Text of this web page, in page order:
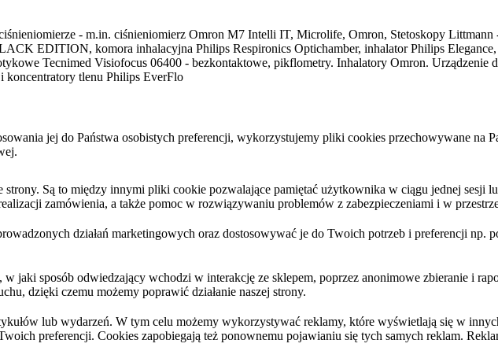
- m.in. ciśnieniomierz Omron M7 Intelli IT, Microlife, Omron, Stetoskopy
EDITION, komora inhalacyjna Philips Respironics Optichamber, inhalator Philips
Tecnimed Visiofocus 06400 - bezkontaktowe, pikflometry. Inhalatory Omron. Urządzenie
koncentratory tlenu Philips EverFlo
jej do Państwa osobistych preferencji, wykorzystujemy pliki cookies przechowywane na
strony. Są to między innymi pliki cookie pozwalające pamiętać użytkownika w ciągu jednej sesji
zamówienia, a także pomoc w rozwiązywaniu problemów z zabezpieczeniami i w
działań marketingowych oraz dostosowywać je do Twoich potrzeb i preferencji np.
jaki sposób odwiedzający wchodzi w interakcję ze sklepem, poprzez anonimowe zbieranie i
dzięki czemu możemy poprawić działanie naszej strony.
lub wydarzeń. W tym celu możemy wykorzystywać reklamy, które wyświetlają się w
preferencji. Cookies zapobiegają też ponownemu pojawianiu się tych samych reklam.